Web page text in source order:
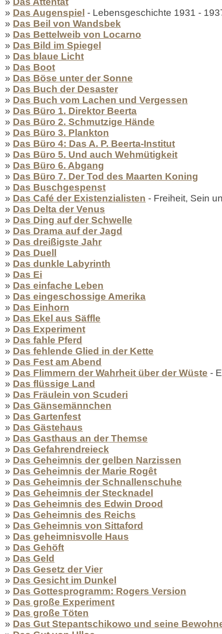
» Das Augenspiel - Lebensgeschichte 1931 -
» Das Beil von Wandsbek
» Das Bettelweib von Locarno
» Das Bild im Spiegel
» Das blaue Licht
» Das Boot
» Das Böse unter der Sonne
» Das Buch der Desaster
» Das Buch vom Lachen und Vergessen
» Das Büro 1. Direktor Beerta
» Das Büro 2. Schmutzige Hände
» Das Büro 3. Plankton
» Das Büro 4: Das A. P. Beerta-Institut
» Das Büro 5. Und auch Wehmütigkeit
» Das Büro 6. Abgang
» Das Büro 7. Der Tod des Maarten Koning
» Das Buschgespenst
» Das Café der Existenzialisten - Freiheit, Sein
» Das Delta der Venus
» Das Ding auf der Schwelle
» Das Drama auf der Jagd
» Das dreißigste Jahr
» Das Duell
» Das dunkle Labyrinth
» Das Ei
» Das einfache Leben
» Das eingeschossige Amerika
» Das Einhorn
» Das Ekel aus Säffle
» Das Experiment
» Das fahle Pferd
» Das fehlende Glied in der Kette
» Das Fest am Abend
» Das Flimmern der Wahrheit über der Wüste -
» Das flüssige Land
» Das Fräulein von Scuderi
» Das Gänsemännchen
» Das Gartenfest
» Das Gästehaus
» Das Gasthaus an der Themse
» Das Gefahrendreieck
» Das Geheimnis der gelben Narzissen
» Das Geheimnis der Marie Rogêt
» Das Geheimnis der Schnallenschuhe
» Das Geheimnis der Stecknadel
» Das Geheimnis des Edwin Drood
» Das Geheimnis des Reichs
» Das Geheimnis von Sittaford
» Das geheimnisvolle Haus
» Das Gehöft
» Das Geld
» Das Gesetz der Vier
» Das Gesicht im Dunkel
» Das Gottesprogramm: Rogers Version
» Das große Experiment
» Das große Töten
» Das Gut Stepantschikowo und seine